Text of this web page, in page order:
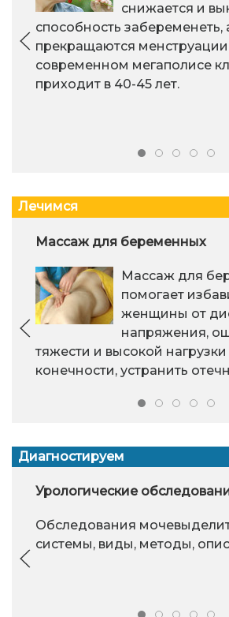
снижается и
способность забеременеть,
прекращаются
современном мегаполисе
приходит в 40-45 лет.
Лечимся
Массаж для беременных
Массаж для
помогает
женщины от
напряжения,
тяжести и высокой
конечности, устранить
Диагностируем
Урологические
Обследования
системы, виды, методы,